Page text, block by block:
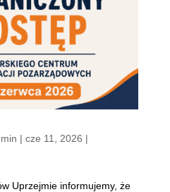
| cze 11, 2026 |
Uprzejmie informujemy, że